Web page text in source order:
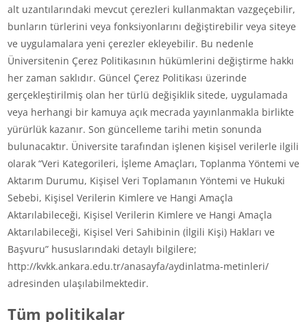
alt uzantılarındaki mevcut çerezleri kullanmaktan vazgeçebilir,
bunların türlerini veya fonksiyonlarını değiştirebilir veya siteye
ve uygulamalara yeni çerezler ekleyebilir. Bu nedenle
Üniversitenin Çerez Politikasının hükümlerini değiştirme hakkı
her zaman saklıdır. Güncel Çerez Politikası üzerinde
gerçekleştirilmiş olan her türlü değişiklik sitede, uygulamada
veya herhangi bir kamuya açık mecrada yayınlanmakla birlikte
yürürlük kazanır. Son güncelleme tarihi metin sonunda
bulunacaktır. Üniversite tarafından işlenen kişisel verilerle ilgili
olarak “Veri Kategorileri, İşleme Amaçları, Toplanma Yöntemi ve
Aktarım Durumu, Kişisel Veri Toplamanın Yöntemi ve Hukuki
Sebebi, Kişisel Verilerin Kimlere ve Hangi Amaçla
Aktarılabileceği, Kişisel Verilerin Kimlere ve Hangi Amaçla
Aktarılabileceği, Kişisel Veri Sahibinin (İlgili Kişi) Hakları ve
Başvuru” hususlarındaki detaylı bilgilere;
http://kvkk.ankara.edu.tr/anasayfa/aydinlatma-metinleri/
adresinden ulaşılabilmektedir.
Tüm politikalar